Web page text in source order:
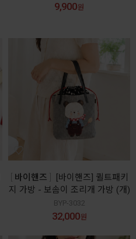
9,900원
바이핸즈
[바이핸즈] 퀼트패키
지 가방 - 보솜이 조리개 가방 (개)
BYP-3032
32,000원